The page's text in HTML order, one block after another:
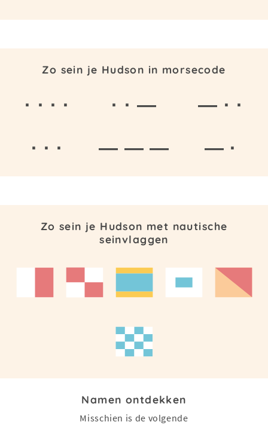
Zo sein je Hudson in morsecode
· · · · · · —
— · ·
· · ·
— — — — ·
Zo sein je Hudson met nautische
seinvlaggen
Namen ontdekken
Misschien is de volgende